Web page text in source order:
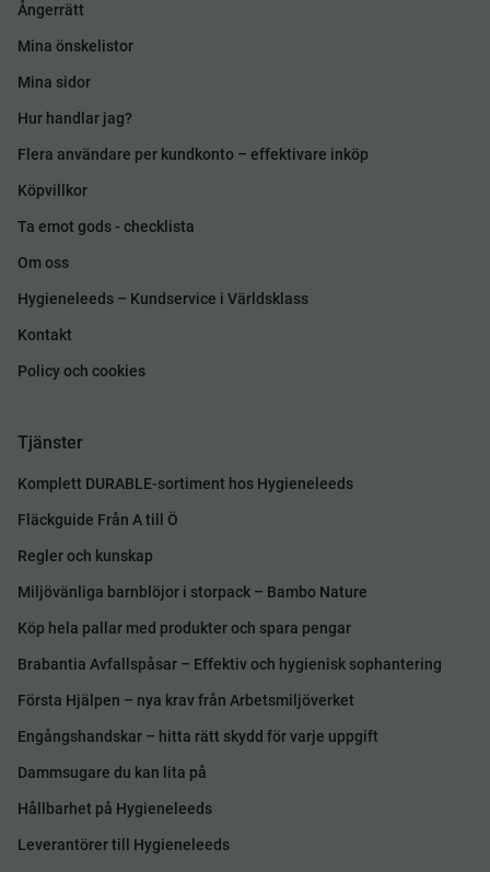
Ångerrätt
Mina önskelistor
Mina sidor
Hur handlar jag?
Flera användare per kundkonto – effektivare inköp
Köpvillkor
Ta emot gods - checklista
Om oss
Hygieneleeds – Kundservice i Världsklass
Kontakt
Policy och cookies
Tjänster
Komplett DURABLE-sortiment hos Hygieneleeds
Fläckguide Från A till Ö
Regler och kunskap
Miljövänliga barnblöjor i storpack – Bambo Nature
Köp hela pallar med produkter och spara pengar
Brabantia Avfallspåsar – Effektiv och hygienisk sophantering
Första Hjälpen – nya krav från Arbetsmiljöverket
Engångshandskar – hitta rätt skydd för varje uppgift
Dammsugare du kan lita på
Hållbarhet på Hygieneleeds
Leverantörer till Hygieneleeds